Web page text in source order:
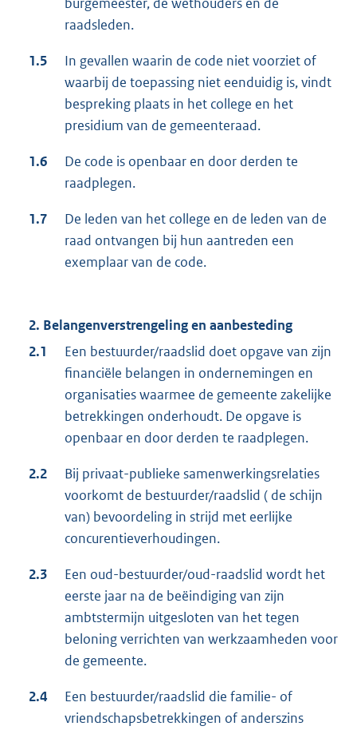
burgemeester, de wethouders en de
raadsleden.
1.5
In gevallen waarin de code niet voorziet of
waarbij de toepassing niet eenduidig is, vindt
bespreking plaats in het college en het
presidium van de gemeenteraad.
1.6
De code is openbaar en door derden te
raadplegen.
1.7
De leden van het college en de leden van de
raad ontvangen bij hun aantreden een
exemplaar van de code.
2. Belangenverstrengeling en aanbesteding
2.1
Een bestuurder/raadslid doet opgave van zijn
financiële belangen in ondernemingen en
organisaties waarmee de gemeente zakelijke
betrekkingen onderhoudt. De opgave is
openbaar en door derden te raadplegen.
2.2
Bij privaat-publieke samenwerkingsrelaties
voorkomt de bestuurder/raadslid ( de schijn
van) bevoordeling in strijd met eerlijke
concurentieverhoudingen.
2.3
Een oud-bestuurder/oud-raadslid wordt het
eerste jaar na de beëindiging van zijn
ambtstermijn uitgesloten van het tegen
beloning verrichten van werkzaamheden voor
de gemeente.
2.4
Een bestuurder/raadslid die familie- of
vriendschapsbetrekkingen of anderszins